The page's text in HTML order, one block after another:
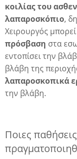
κοιλίας του
λαπαροσκόπιο,
Χειρουργός μπορεί
πρόσβαση στα
εντοπίσει την
βλάβη της
λαπαροσκοπικά
την βλάβη.
Ποιες